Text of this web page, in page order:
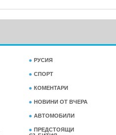
РУСИЯ
СПОРТ
КОМЕНТАРИ
НОВИНИ ОТ ВЧЕРА
АВТОМОБИЛИ
ПРЕДСТОЯЩИ